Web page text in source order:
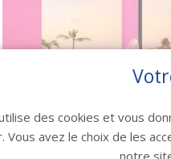
des cookies et vous
Vous avez le choix de les
notre